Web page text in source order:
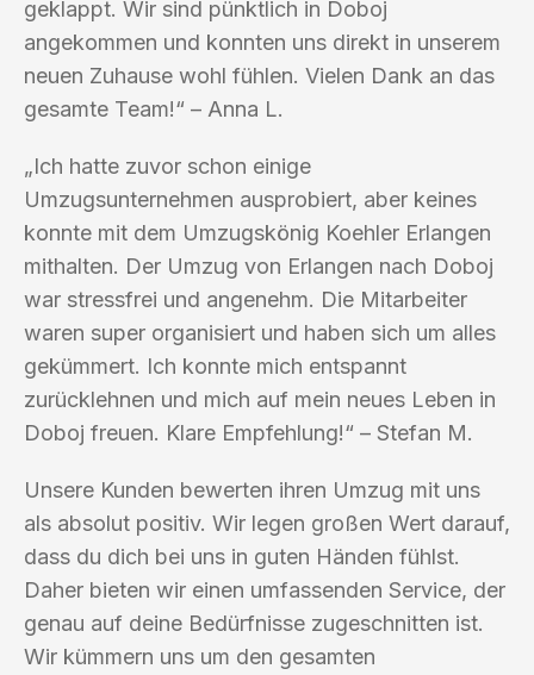
geklappt. Wir sind pünktlich in Doboj
angekommen und konnten uns direkt in unserem
neuen Zuhause wohl fühlen. Vielen Dank an das
gesamte Team!“ – Anna L.
„Ich hatte zuvor schon einige
Umzugsunternehmen ausprobiert, aber keines
konnte mit dem Umzugskönig Koehler Erlangen
mithalten. Der Umzug von Erlangen nach Doboj
war stressfrei und angenehm. Die Mitarbeiter
waren super organisiert und haben sich um alles
gekümmert. Ich konnte mich entspannt
zurücklehnen und mich auf mein neues Leben in
Doboj freuen. Klare Empfehlung!“ – Stefan M.
Unsere Kunden bewerten ihren Umzug mit uns
als absolut positiv. Wir legen großen Wert darauf,
dass du dich bei uns in guten Händen fühlst.
Daher bieten wir einen umfassenden Service, der
genau auf deine Bedürfnisse zugeschnitten ist.
Wir kümmern uns um den gesamten